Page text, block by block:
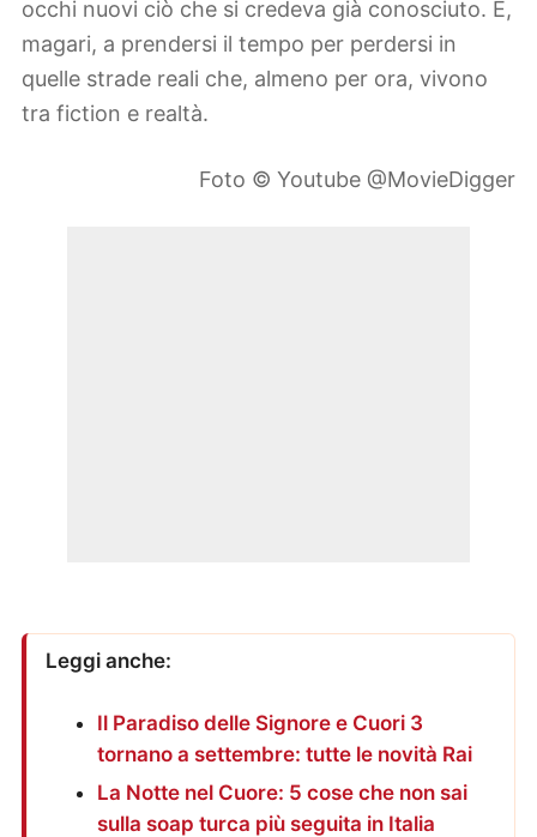
occhi nuovi ciò che si credeva già conosciuto. E,
magari, a prendersi il tempo per perdersi in
quelle strade reali che, almeno per ora, vivono
tra fiction e realtà.
Foto © Youtube @MovieDigger
Leggi anche:
Il Paradiso delle Signore e Cuori 3
tornano a settembre: tutte le novità Rai
La Notte nel Cuore: 5 cose che non sai
sulla soap turca più seguita in Italia